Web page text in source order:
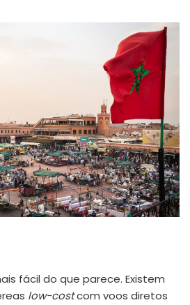
fácil do que parece. Existem
low-costcom voos diretos